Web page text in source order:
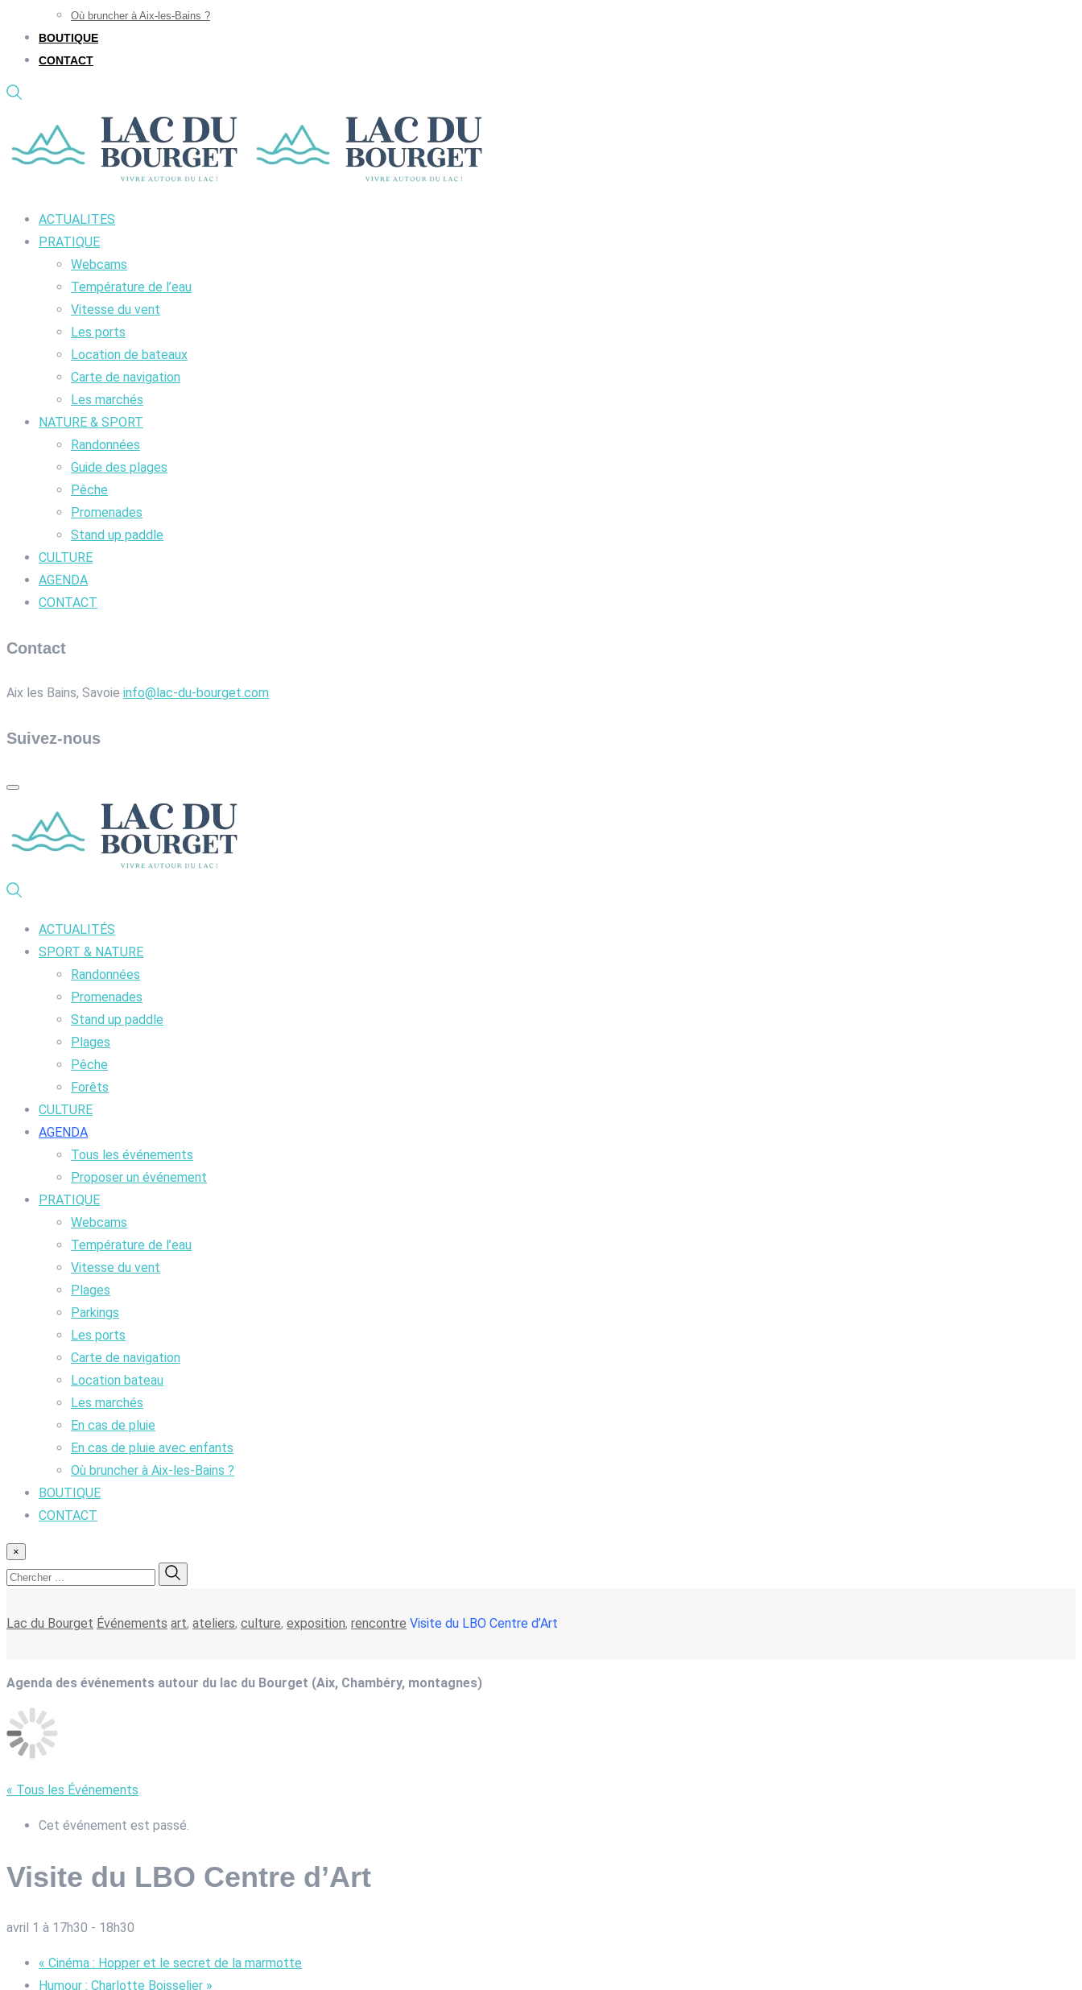
Où bruncher à Aix-les-Bains ?
BOUTIQUE
CONTACT
ACTUALITES
PRATIQUE
Webcams
Température de l’eau
Vitesse du vent
Les ports
Location de bateaux
Carte de navigation
Les marchés
NATURE & SPORT
Randonnées
Guide des plages
Pêche
Promenades
Stand up paddle
CULTURE
AGENDA
CONTACT
Contact
Aix les Bains, Savoie info@lac-du-bourget.com
Suivez-nous
ACTUALITÉS
SPORT & NATURE
Randonnées
Promenades
Stand up paddle
Plages
Pêche
Forêts
CULTURE
AGENDA
Tous les événements
Proposer un événement
PRATIQUE
Webcams
Température de l’eau
Vitesse du vent
Plages
Parkings
Les ports
Carte de navigation
Location bateau
Les marchés
En cas de pluie
En cas de pluie avec enfants
Où bruncher à Aix-les-Bains ?
BOUTIQUE
CONTACT
×
Lac du Bourget Événements art, ateliers, culture, exposition, rencontre Visite du LBO Centre d’Art
Agenda des événements autour du lac du Bourget (Aix, Chambéry, montagnes)
« Tous les Événements
Cet événement est passé.
Visite du LBO Centre d’Art
avril 1 à 17h30 - 18h30
« Cinéma : Hopper et le secret de la marmotte
Humour : Charlotte Boisselier »